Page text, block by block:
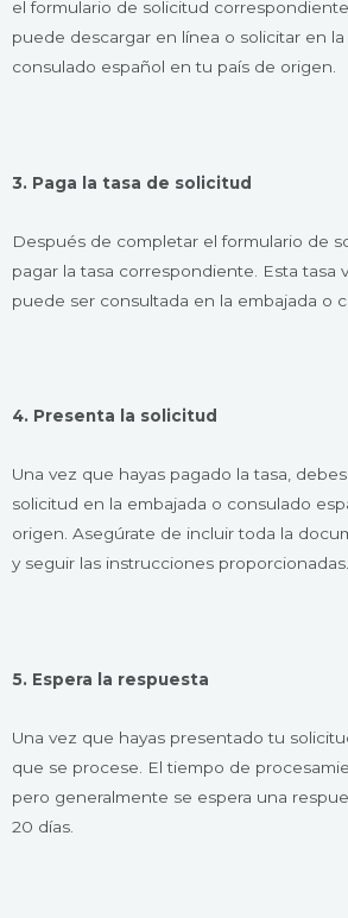
el formulario de solicitud
puede descargar en línea o solicitar en
consulado español en tu país de origen.
3. Paga la tasa de solicitud
Después de completar el formulario de
pagar la tasa correspondiente. Esta tasa
puede ser consultada en la embajada o
4. Presenta la solicitud
Una vez que hayas pagado la tasa,
solicitud en la embajada o consulado
origen. Asegúrate de incluir toda la
y seguir las instrucciones proporcionadas.
5. Espera la respuesta
Una vez que hayas presentado tu
que se procese. El tiempo de
pero generalmente se espera una
20 días.